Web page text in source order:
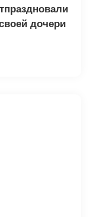
дочери